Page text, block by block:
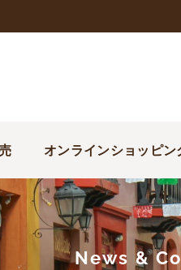
オンラインショッピン
News &